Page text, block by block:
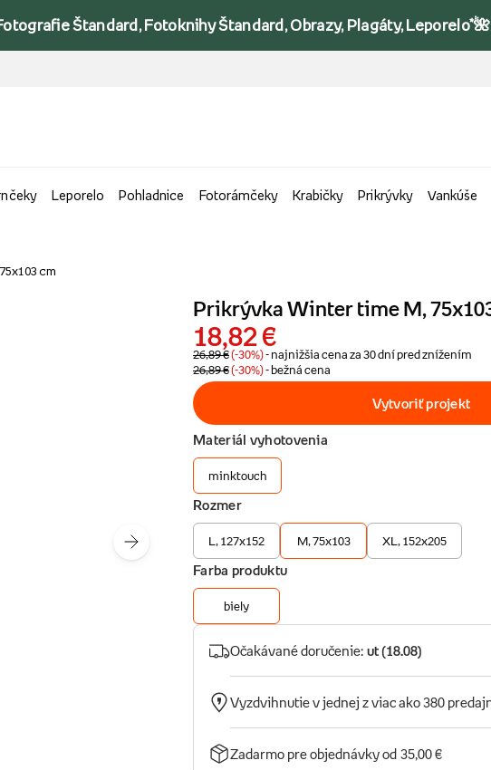
Štandard, Fotoknihy Štandard, Obrazy, Plagáty, Leporelo*🌺
Leporelo Pohladnice Fotorámčeky Krabičky Prikrývky Vankúše
cm